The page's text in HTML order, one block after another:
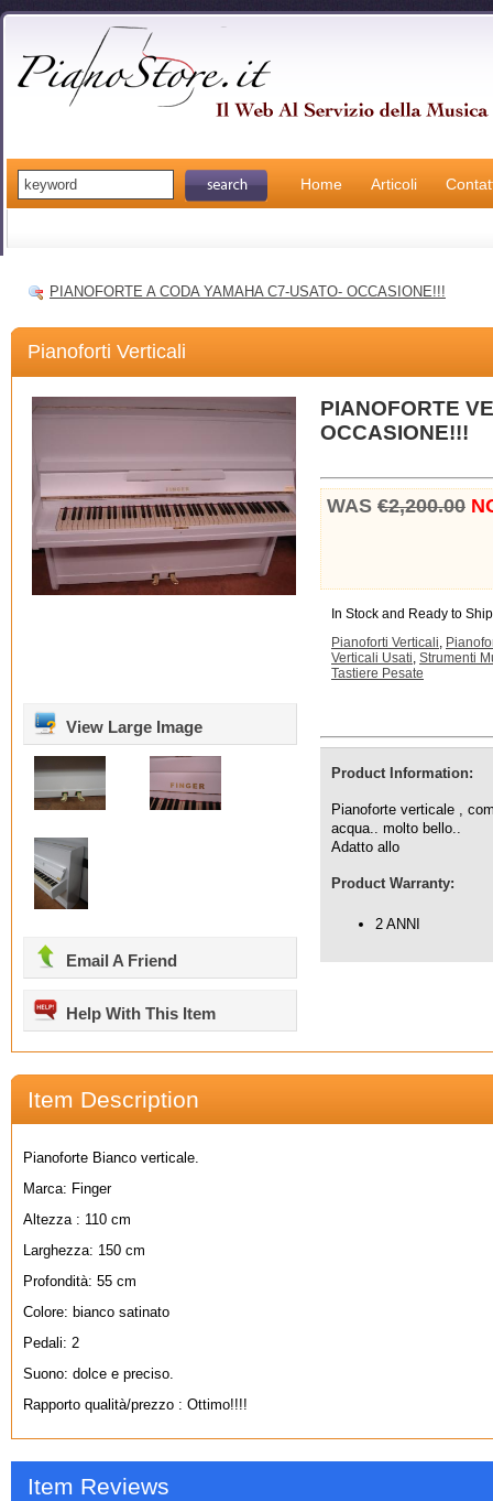
Home Articoli
PIANOFORTE A CODA YAMAHA C7-USATO- OCCASIONE!!!
Pianoforti Verticali
View Large Image
Email A Friend
Help With This Item
PIANOFORTE
OCCASIONE!!!
WAS €2,200.00
In Stock and Ready to
Pianoforti Verticali,
Verticali Usati, Strumenti
Tastiere Pesate
Product Information:
Pianoforte verticale ,
acqua.. molto bello..
Adatto allo
Product Warranty:
2 ANNI
Item Description
Pianoforte Bianco verticale.
Marca: Finger
Altezza : 110 cm
Larghezza: 150 cm
Profondità: 55 cm
Colore: bianco satinato
Pedali: 2
Suono: dolce e preciso.
Rapporto qualità/prezzo : Ottimo!!!!
Item Reviews